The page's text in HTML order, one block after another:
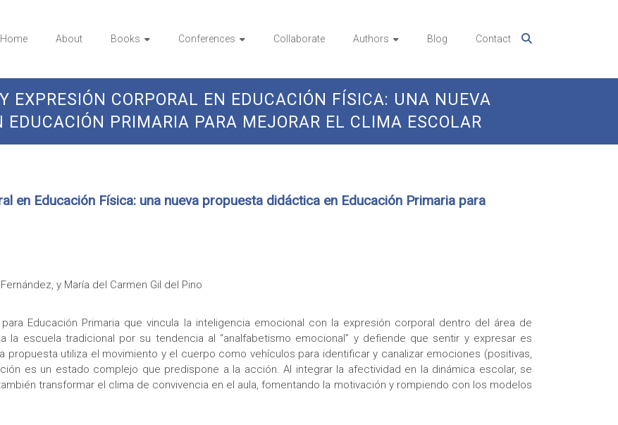
Home About Books Conferences Collaborate Authors Blog Contact
EXPRESIÓN CORPORAL EN EDUCACIÓN FÍSICA: UNA NUEVA
EDUCACIÓN PRIMARIA PARA MEJORAR EL CLIMA ESCOLAR
en Educación Física: una nueva propuesta didáctica en Educación Primaria para
y María del Carmen Gil del Pino
Educación Primaria que vincula la inteligencia emocional con la expresión corporal dentro del área de
la escuela tradicional por su tendencia al “analfabetismo emocional” y defiende que sentir y expresar es
propuesta utiliza el movimiento y el cuerpo como vehículos para identificar y canalizar emociones (positivas,
es un estado complejo que predispone a la acción. Al integrar la afectividad en la dinámica escolar, se
transformar el clima de convivencia en el aula, fomentando la motivación y rompiendo con los modelos